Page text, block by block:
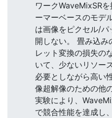
ワークWaveMixSR
ーマーベースのモデ
は画像をピクセル/パ
開しない。 畳み込み
レット変換の損失の
いて、少ないリソー
必要としながら高い
像超解像のための他
実験により、
で競合性能を達成し